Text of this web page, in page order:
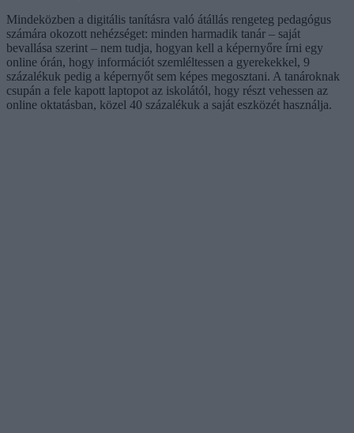
Mindeközben a digitális tanításra való átállás rengeteg pedagógus
számára okozott nehézséget: minden harmadik tanár – saját
bevallása szerint – nem tudja, hogyan kell a képernyőre írni egy
online órán, hogy információt szemléltessen a gyerekekkel, 9
százalékuk pedig a képernyőt sem képes megosztani. A tanároknak
csupán a fele kapott laptopot az iskolától, hogy részt vehessen az
online oktatásban, közel 40 százalékuk a saját eszközét használja.